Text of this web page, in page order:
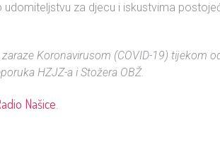
udomiteljstvu za djecu i iskustvima
Koronavirusom (COVID-19) tijekom
HZJZ-a i Stožera OBŽ.
Našice.